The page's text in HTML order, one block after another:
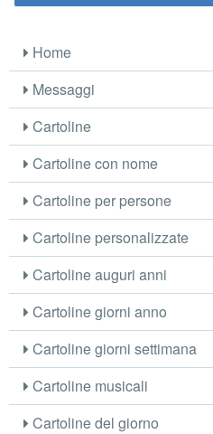
Home
Messaggi
Cartoline
Cartoline con nome
Cartoline per persone
Cartoline personalizzate
Cartoline auguri anni
Cartoline giorni anno
Cartoline giorni settimana
Cartoline musicali
Cartoline del giorno